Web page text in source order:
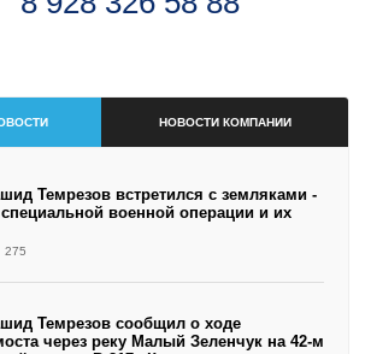
НОВОСТИ КОМПАНИИ
Темрезов встретился с земляками -
военной операции и их
275
Темрезов сообщил о ходе
через реку Малый Зеленчук на 42-м